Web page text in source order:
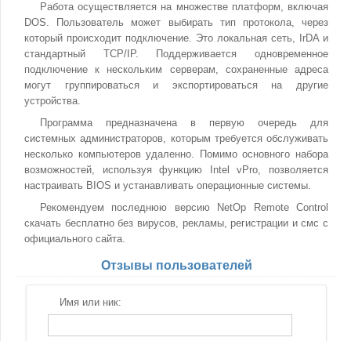
Работа осуществляется на множестве платформ, включая
DOS. Пользователь может выбирать тип протокола, через
который происходит подключение. Это локальная сеть, IrDA и
стандартный TCP/IP. Поддерживается одновременное
подключение к нескольким серверам, сохраненные адреса
могут группироваться и экспортироваться на другие
устройства.
Программа предназначена в первую очередь для
системных администраторов, которым требуется обслуживать
несколько компьютеров удаленно. Помимо основного набора
возможностей, используя функцию Intel vPro, позволяется
настраивать BIOS и устанавливать операционные системы.
Рекомендуем последнюю версию NetOp Remote Control
скачать бесплатно без вирусов, рекламы, регистрации и смс с
официального сайта.
Отзывы пользователей
Имя или ник: